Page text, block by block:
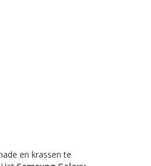
en krassen te